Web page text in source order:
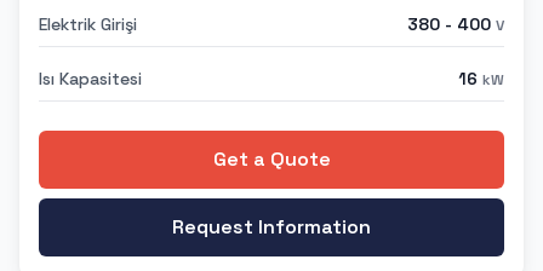
Elektrik Girişi 380 - 400 V
Isı Kapasitesi 16 kW
Get a Quote
Request Information